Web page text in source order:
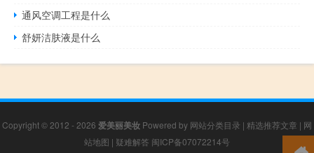
通风空调工程是什么
舒妍洁肤液是什么
Copyright © 2012 - 2026 爱美丽美妆 Powered by 网站分类目录 | 精选推荐文章 | 网
站地图 | 疑难解答 闽ICP备07072214号